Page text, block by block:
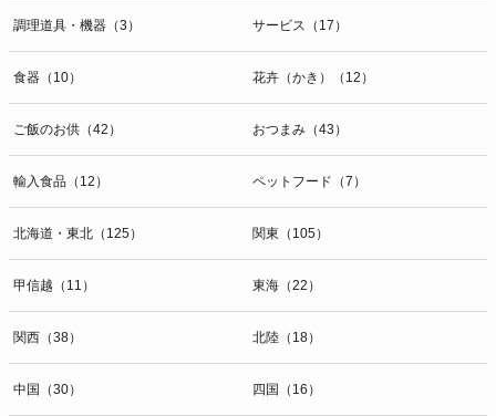
調理道具・機器（3） サービス（17）
食器（10） 花卉（かき）（12）
ご飯のお供（42） おつまみ（43）
輸入食品（12） ペットフード（7）
北海道・東北（125） 関東（105）
甲信越（11） 東海（22）
関西（38） 北陸（18）
中国（30） 四国（16）